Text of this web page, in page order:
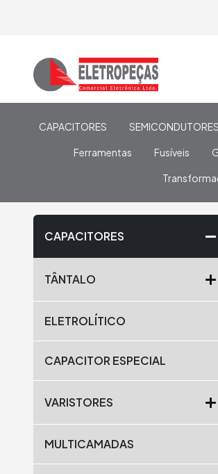
CAPACITORES SEMICONDUTORES
CAPACITORES
TÂNTALO
ELETROLÍTICO
CAPACITOR ESPECIAL
VARISTORES
MULTICAMADAS